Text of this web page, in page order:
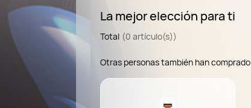
La mejor elección para ti
Total (0 artículo(s))
Otras personas también han comprado